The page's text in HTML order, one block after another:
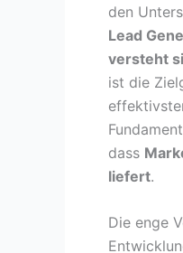
den
Lead
versteht
ist die
dass
liefert.
Die enge